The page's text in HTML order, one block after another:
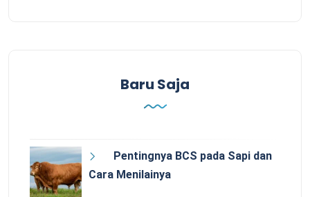
Baru Saja
Pentingnya BCS pada Sapi dan
Cara Menilainya